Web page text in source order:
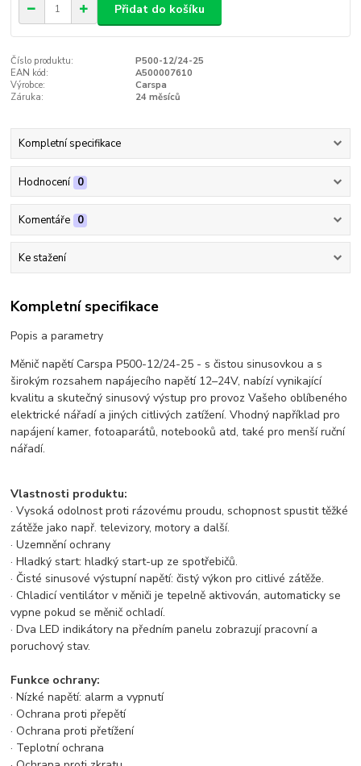
Přidat do košíku
Číslo produktu:
P500-12/24-25
EAN kód:
A500007610
Výrobce:
Carspa
Záruka:
24 měsíců
Kompletní specifikace
Hodnocení 0
Komentáře 0
Ke stažení
Kompletní specifikace
Popis a parametry
Měnič napětí Carspa P500-12/24-25 - s čistou sinusovkou a s
širokým rozsahem napájecího napětí 12–24V, nabízí vynikající
kvalitu a skutečný sinusový výstup pro provoz Vašeho oblíbeného
elektrické nářadí a jiných citlivých zatížení. Vhodný například pro
napájení kamer, fotoaparátů, notebooků atd, také pro menší ruční
nářadí.
Vlastnosti produktu:
· Vysoká odolnost proti rázovému proudu, schopnost spustit těžké
zátěže jako např. televizory, motory a další.
· Uzemnění ochrany
· Hladký start: hladký start-up ze spotřebičů.
· Čisté sinusové výstupní napětí: čistý výkon pro citlivé zátěže.
· Chladicí ventilátor v měniči je tepelně aktivován, automaticky se
vypne pokud se měnič ochladí.
· Dva LED indikátory na předním panelu zobrazují pracovní a
poruchový stav.
Funkce ochrany:
· Nízké napětí: alarm a vypnutí
· Ochrana proti přepětí
· Ochrana proti přetížení
· Teplotní ochrana